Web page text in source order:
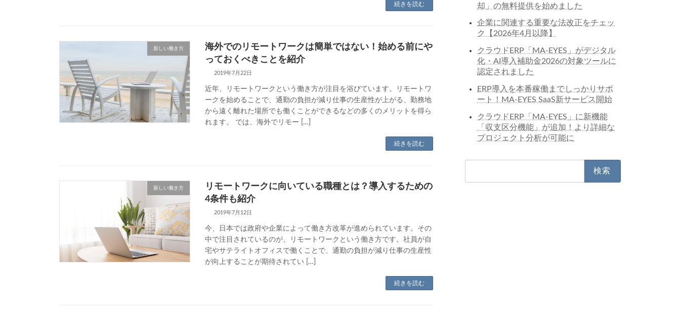
続きを読む
新しい働き方
海外でのリモートワークは簡単ではない！始める前にや
っておくべきことを紹介
2019年7月22日
近年、リモートワークという働き方が注目を浴びています。リモートワ
ークを始めることで、通勤の負担が減り仕事の生産性が上がる、勤務地
から遠く離れた場所でも働くことができるなどの多くのメリットを得ら
れます。 では、海外でリモー […]
続きを読む
新しい働き方
リモートワークに向いている職種とは？導入するための
4条件も紹介
2019年7月12日
今、日本では政府や企業によって働き方改革が進められています。その
中で注目されているのが、リモートワークという働き方です。社員が自
宅やサテライトオフィスで働くことで、通勤の負担が減り仕事の生産性
が向上することが期待されてい […]
続きを読む
却」の無料提供を始めました
企業に関連する重要な法改正をチェッ
ク【2026年4月以降】
クラウドERP「MA-EYES」がデジタル
化・AI導入補助金2026の対象ツールに
認定されました
ERP導入を本番稼働までしっかりサポ
ート！MA-EYES SaaS新サービス開始
クラウドERP「MA-EYES」に新機能
「収支区分機能」が追加！より詳細な
プロジェクト分析が可能に